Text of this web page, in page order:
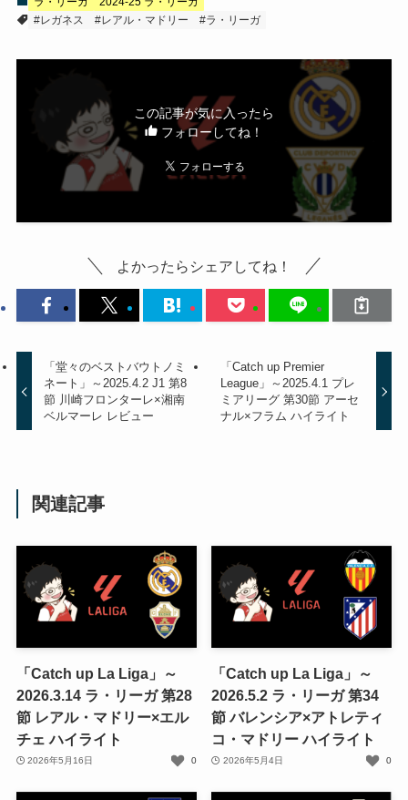
#レガネス
#レアル・マドリー #ラ・リーガ
この記事が気に入ったら
フォローしてね！
よかったらシェアしてね！
「堂々のベストバウトノミ
ネート」～2025.4.2 J1 第8
節 川崎フロンターレ×湘南
ベルマーレ レビュー
「Catch up Premier
League」～2025.4.1 プレ
ミアリーグ 第30節 アーセ
ナル×フラム ハイライト
関連記事
「Catch up La Liga」～
2026.3.14 ラ・リーガ 第28
節 レアル・マドリー×エル
チェ ハイライト
2026年5月16日 0
「Catch up La Liga」～
2026.5.2 ラ・リーガ 第34
節 バレンシア×アトレティ
コ・マドリー ハイライト
2026年5月4日 0